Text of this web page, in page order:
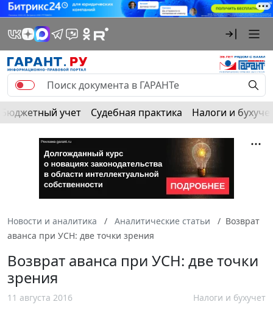
Бюджетный учет Судебная практика Налоги и
Новости и аналитика Аналитические статьи
Возврат
аванса при УСН: две точки зрения
Возврат аванса при УСН: две точки
зрения
11 августа 2016 Налоги и бухучет